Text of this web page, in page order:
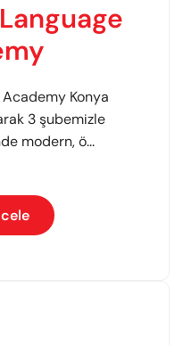
Konya
3 şubemizle
modern, ö...